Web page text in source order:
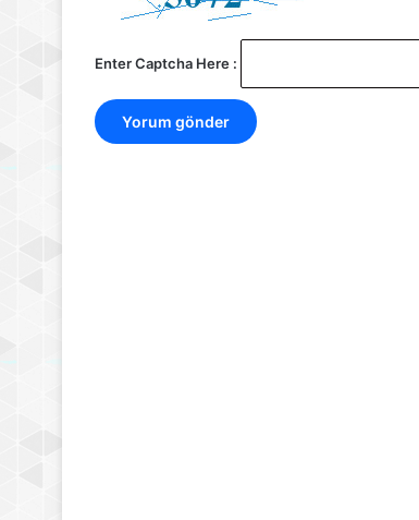
Enter Captcha Here :